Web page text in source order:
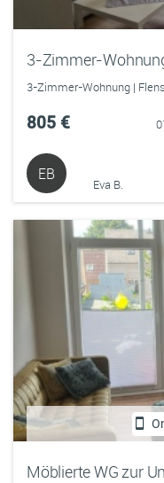
3-Zimmer-Wohnung |
805 €
EB
Eva B.
Möblierte WG zur